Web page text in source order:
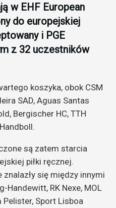
w EHF European
do europejskiej
i PGE
z 32 uczestników
koszyka, obok CSM
SAD, Aguas Santas
Bergischer HC, TTH
są zatem starcia
piłki ręcznej.
się między innymi
Handewitt, RK Nexe, MOL
Pelister, Sport Lisboa